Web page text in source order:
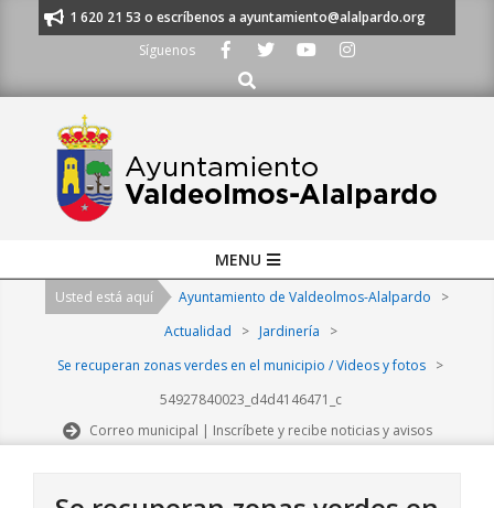
al 91 620 21 53 o escríbenos a ayuntamiento@alalpardo.org
Síguenos
Buscar
Navigation
MENU
Usted está aquí Ayuntamiento de Valdeolmos-Alalpardo
>
Actualidad
> Jardinería
>
Se recuperan zonas verdes en el municipio / Videos y fotos >
54927840023_d4d4146471_c
Correo municipal | Inscríbete y recibe noticias y avisos